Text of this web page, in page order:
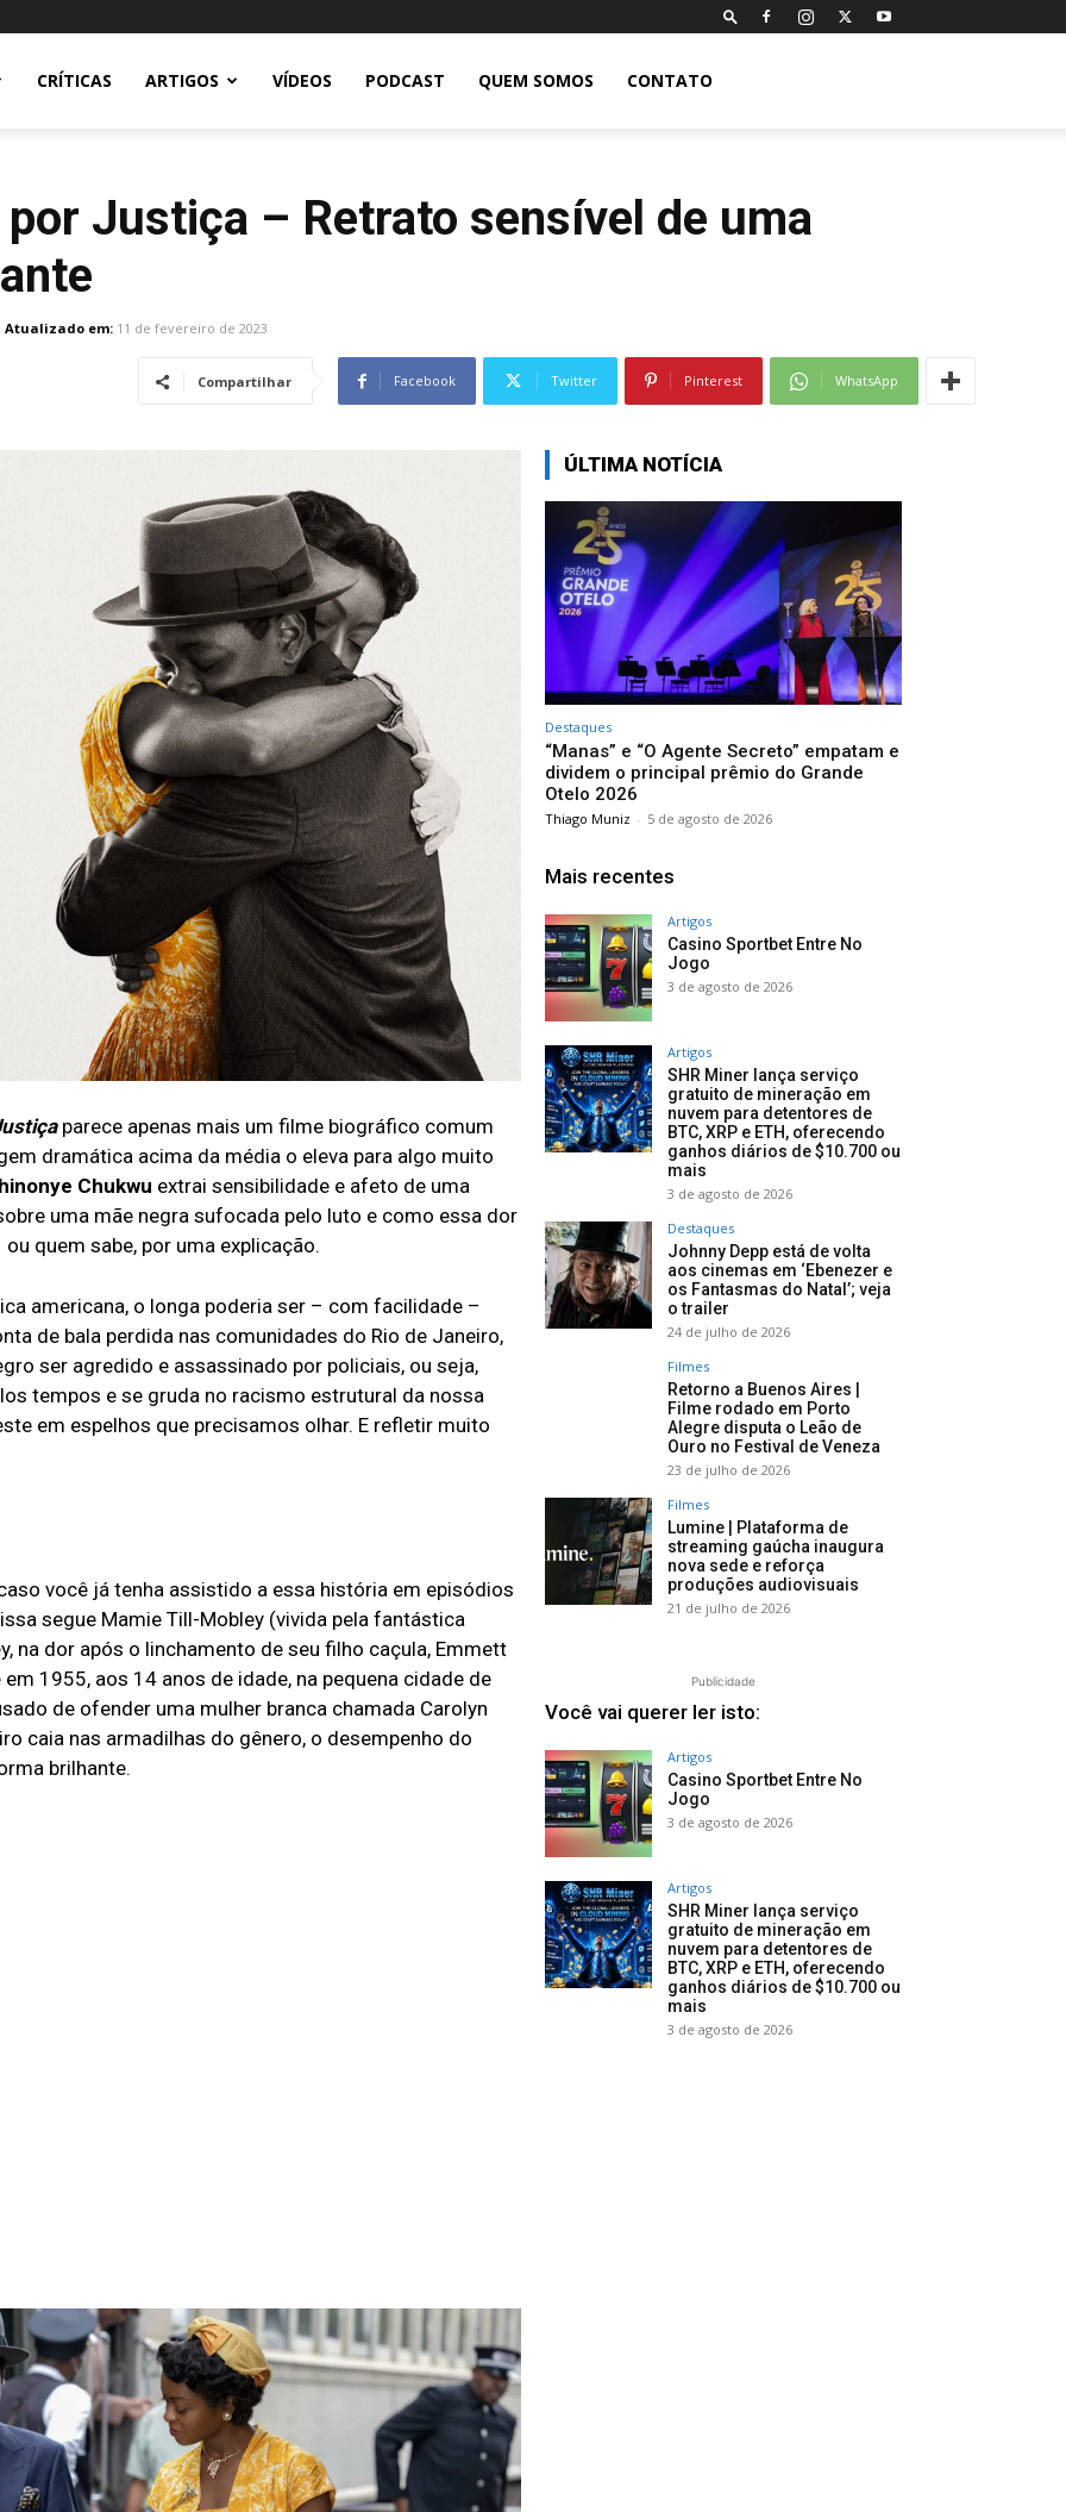
CRÍTICAS ARTIGOS VÍDEOS PODCAST QUEM SOMOS CONTATO
Justiça – Retrato sensível de uma
Atualizado em: 11 de fevereiro de 2023
Compartilhar Facebook Twitter Pinterest WhatsApp
parece apenas mais um filme biográfico comum
dramática acima da média o eleva para algo muito
Chukwu extrai sensibilidade e afeto de uma
uma mãe negra sufocada pelo luto e como essa dor
quem sabe, por uma explicação.
americana, o longa poderia ser – com facilidade –
de bala perdida nas comunidades do Rio de Janeiro,
ser agredido e assassinado por policiais, ou seja,
tempos e se gruda no racismo estrutural da nossa
em espelhos que precisamos olhar. E refletir muito
você já tenha assistido a essa história em episódios
segue Mamie Till-Mobley (vivida pela fantástica
na dor após o linchamento de seu filho caçula, Emmett
1955, aos 14 anos de idade, na pequena cidade de
de ofender uma mulher branca chamada Carolyn
caia nas armadilhas do gênero, o desempenho do
brilhante.
ÚLTIMA NOTÍCIA
Destaques
“Manas” e “O Agente Secreto” empatam e
dividem o principal prêmio do Grande
Otelo 2026
Thiago Muniz - 5 de agosto de 2026
Mais recentes
Artigos
Casino Sportbet Entre No
Jogo
3 de agosto de 2026
Artigos
SHR Miner lança serviço
gratuito de mineração em
nuvem para detentores de
BTC, XRP e ETH, oferecendo
ganhos diários de $10.700 ou
mais
3 de agosto de 2026
Destaques
Johnny Depp está de volta
aos cinemas em ‘Ebenezer e
os Fantasmas do Natal’; veja
o trailer
24 de julho de 2026
Filmes
Retorno a Buenos Aires |
Filme rodado em Porto
Alegre disputa o Leão de
Ouro no Festival de Veneza
23 de julho de 2026
Filmes
Lumine | Plataforma de
streaming gaúcha inaugura
nova sede e reforça
produções audiovisuais
21 de julho de 2026
Publicidade
Você vai querer ler isto:
Artigos
Casino Sportbet Entre No
Jogo
3 de agosto de 2026
Artigos
SHR Miner lança serviço
gratuito de mineração em
nuvem para detentores de
BTC, XRP e ETH, oferecendo
ganhos diários de $10.700 ou
mais
3 de agosto de 2026